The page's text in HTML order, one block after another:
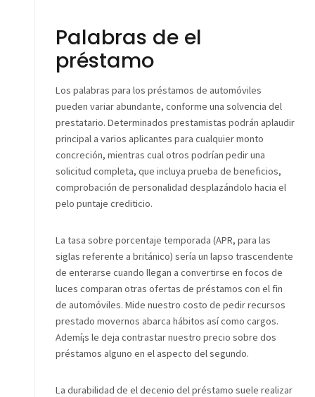
Palabras de el
préstamo
Los palabras para los préstamos de automóviles
pueden variar abundante, conforme una solvencia del
prestatario. Determinados prestamistas podrán aplaudir
principal a varios aplicantes para cualquier monto
concreción, mientras cual otros podrían pedir una
solicitud completa, que incluya prueba de beneficios,
comprobación de personalidad desplazándolo hacia el
pelo puntaje crediticio.
La tasa sobre porcentaje temporada (APR, para las
siglas referente a británico) serí­a un lapso trascendente
de enterarse cuando llegan a convertirse en focos de
luces comparan otras ofertas de préstamos con el fin
de automóviles. Mide nuestro costo de pedir recursos
prestado movernos abarca hábitos así­ como cargos.
Ademí¡s le deja contrastar nuestro precio sobre dos
préstamos alguno en el aspecto del segundo.
La durabilidad de el decenio del préstamo suele realizar